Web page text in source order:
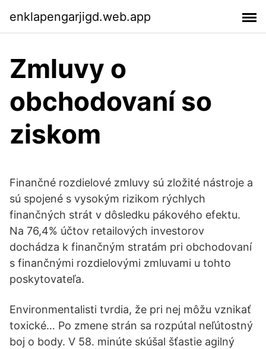
enklapengarjigd.web.app
Zmluvy o
obchodovaní so
ziskom
Finančné rozdielové zmluvy sú zložité nástroje a
sú spojené s vysokým rizikom rýchlych
finančných strát v dôsledku pákového efektu.
Na 76,4% účtov retailových investorov
dochádza k finančným stratám pri obchodovaní
s finančnými rozdielovými zmluvami u tohto
poskytovateľa.
Environmentalisti tvrdia, že pri nej môžu vznikať
toxické… Po zmene strán sa rozpútal neľútostný
boj o body. V 58. minúte skúšal šťastie agilný